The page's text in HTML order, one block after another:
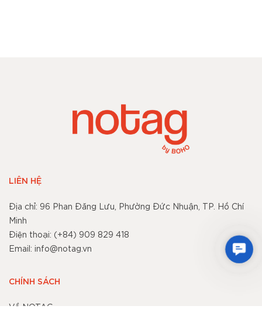
LIÊN HỆ
Địa chỉ: 96 Phan Đăng Lưu, Phường Đức Nhuận, TP. Hồ Chí
Minh
Điện thoại: (+84) 909 829 418
Email: info@notag.vn
CHÍNH SÁCH
Về NOTAG